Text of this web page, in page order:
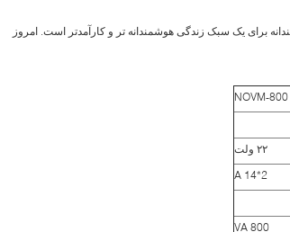
ارتقا دهید. این انتخاب هوشمندانه برای یک سبک زندگی هوشمندانه تر و کارآمدتر است. امروز
NOVM-800
۲۲ ولت
2*14 A
800 VA